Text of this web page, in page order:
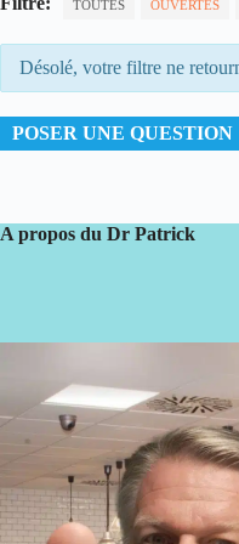
TOUTES OUVERTES
Désolé, votre filtre ne
POSER UNE QUESTION
A propos du Dr Patrick